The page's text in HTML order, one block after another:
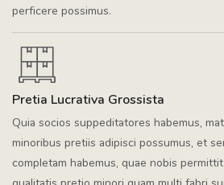
perficere possimus.
Pretia Lucrativa Grossista
Quia socios suppeditatores habemus,
minoribus pretiis adipisci possumus, et
completam habemus, quae nobis